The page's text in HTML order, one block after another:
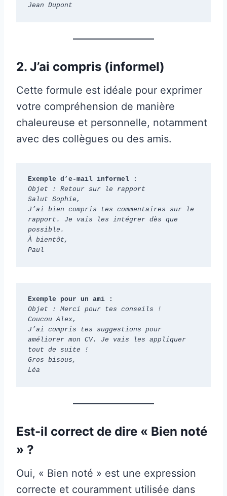
Jean Dupont
2. J’ai compris (informel)
Cette formule est idéale pour exprimer
votre compréhension de manière
chaleureuse et personnelle, notamment
avec des collègues ou des amis.
Exemple d’e-mail informel :
Objet : Retour sur le rapport
Salut Sophie,
J’ai bien compris tes commentaires sur le
rapport. Je vais les intégrer dès que
possible.
À bientôt,
Paul
Exemple pour un ami :
Objet : Merci pour tes conseils !
Coucou Alex,
J’ai compris tes suggestions pour
améliorer mon CV. Je vais les appliquer
tout de suite !
Gros bisous,
Léa
Est-il correct de dire « Bien noté
» ?
Oui, « Bien noté » est une expression
correcte et couramment utilisée dans